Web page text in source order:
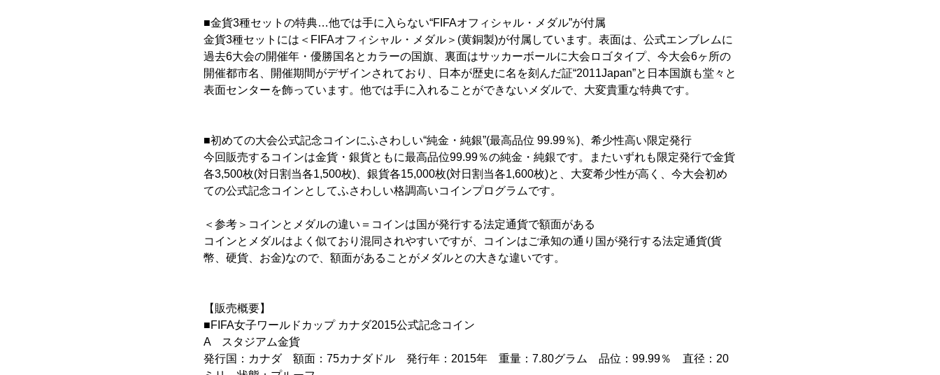
■金貨3種セットの特典…他では手に入らない“FIFAオフィシャル・メダル”が付属
金貨3種セットには＜FIFAオフィシャル・メダル＞(黄銅製)が付属しています。表面は、公式エンブレムに
過去6大会の開催年・優勝国名とカラーの国旗、裏面はサッカーボールに大会ロゴタイプ、今大会6ヶ所の
開催都市名、開催期間がデザインされており、日本が歴史に名を刻んだ証“2011Japan”と日本国旗も堂々と
表面センターを飾っています。他では手に入れることができないメダルで、大変貴重な特典です。
■初めての大会公式記念コインにふさわしい“純金・純銀”(最高品位 99.99％)、希少性高い限定発行
今回販売するコインは金貨・銀貨ともに最高品位99.99％の純金・純銀です。またいずれも限定発行で金貨
各3,500枚(対日割当各1,500枚)、銀貨各15,000枚(対日割当各1,600枚)と、大変希少性が高く、今大会初め
ての公式記念コインとしてふさわしい格調高いコインプログラムです。
＜参考＞コインとメダルの違い＝コインは国が発行する法定通貨で額面がある
コインとメダルはよく似ており混同されやすいですが、コインはご承知の通り国が発行する法定通貨(貨
幣、硬貨、お金)なので、額面があることがメダルとの大きな違いです。
【販売概要】
■FIFA女子ワールドカップ カナダ2015公式記念コイン
A スタジアム金貨
発行国：カナダ 額面：75カナダドル 発行年：2015年 重量：7.80グラム 品位：99.99％ 直径：20